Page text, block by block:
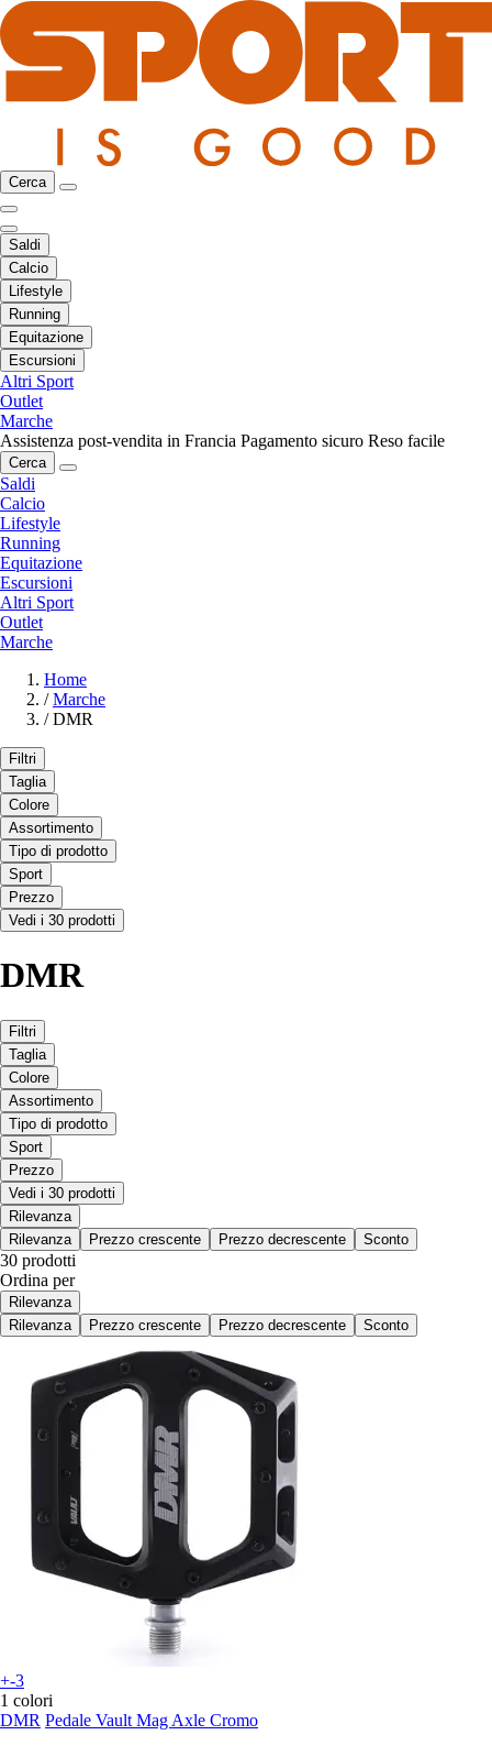
Cerca
Saldi
Calcio
Lifestyle
Running
Equitazione
Escursioni
Altri Sport
Outlet
Marche
Assistenza post-vendita in Francia Pagamento sicuro Reso facile
Cerca
Saldi
Calcio
Lifestyle
Running
Equitazione
Escursioni
Altri Sport
Outlet
Marche
Home
/ Marche
/ DMR
Filtri
Taglia
Colore
Assortimento
Tipo di prodotto
Sport
Prezzo
Vedi i 30 prodotti
DMR
Filtri
Taglia
Colore
Assortimento
Tipo di prodotto
Sport
Prezzo
Vedi i 30 prodotti
Rilevanza
Rilevanza
Prezzo crescente Prezzo decrescente Sconto
30 prodotti
Ordina per
Rilevanza
Rilevanza
Prezzo crescente Prezzo decrescente Sconto
+-3
1 colori
DMR Pedale Vault Mag Axle Cromo